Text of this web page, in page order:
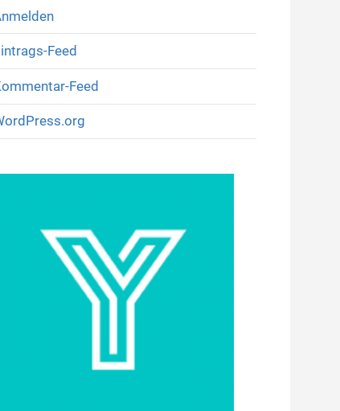
Feed
Feed